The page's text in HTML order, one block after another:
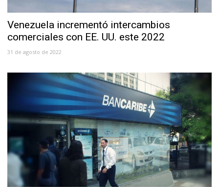
Venezuela incrementó intercambios
comerciales con EE. UU. este 2022
31 de agosto de 2022